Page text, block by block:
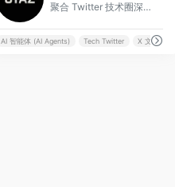
聚合 Twitter 技术圈深度长文与前沿洞察的高质量技术内容平台。
AI 智能体 (AI Agents) Tech Twitter X 文章聚合